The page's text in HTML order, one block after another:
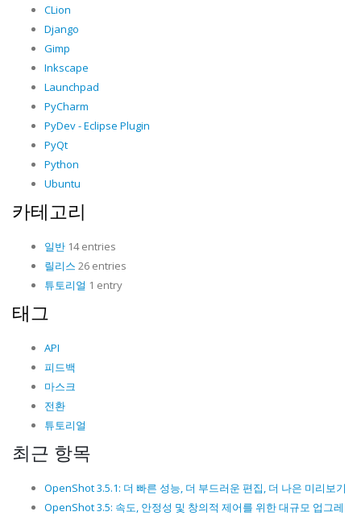
CLion
Django
Gimp
Inkscape
Launchpad
PyCharm
PyDev - Eclipse Plugin
PyQt
Python
Ubuntu
카테고리
일반 14 entries
릴리스 26 entries
튜토리얼 1 entry
태그
API
피드백
마스크
전환
튜토리얼
최근 항목
OpenShot 3.5.1: 더 빠른 성능, 더 부드러운 편집, 더 나은 미리보기
OpenShot 3.5: 속도, 안정성 및 창의적 제어를 위한 대규모 업그레